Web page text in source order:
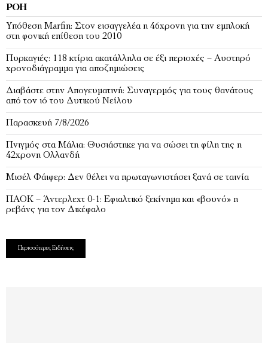
ΡΟΉ
Υπόθεση Marfin: Στον εισαγγελέα η 46χρονη για την εμπλοκή
στη φονική επίθεση του 2010
Πυρκαγιές: 118 κτίρια ακατάλληλα σε έξι περιοχές – Αυστηρό
χρονοδιάγραμμα για αποζημιώσεις
Διαβάστε στην Απογευματινή: Συναγερμός για τους θανάτους
από τον ιό του Δυτικού Νείλου
Παρασκευή 7/8/2026
Πνιγμός στα Μάλια: Θυσιάστηκε για να σώσει τη φίλη της η
42χρονη Ολλανδή
Μισέλ Φάιφερ: Δεν θέλει να πρωταγωνιστήσει ξανά σε ταινία
ΠΑΟΚ – Άντερλεχτ 0-1: Εφιαλτικό ξεκίνημα και «βουνό» η
ρεβάνς για τον Δικέφαλο
Περισσότερες Ειδήσεις